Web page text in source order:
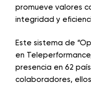
promueve valores
integridad y
Este sistema de
en
presencia en 62
colaboradores,